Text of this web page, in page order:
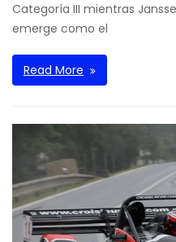
Categoría III mientras
emerge como el
Read More